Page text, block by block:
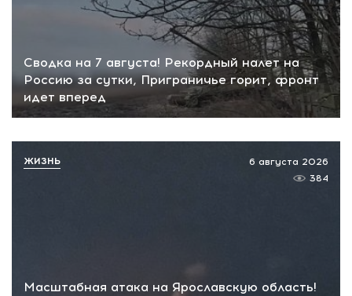
Сводка на 7 августа! Рекордный налет на
Россию за сутки, Приграничье горит, фронт
идет вперед
Масштабная атака на Ярославскую область!
6 августа 2026
384
ЖИЗНЬ